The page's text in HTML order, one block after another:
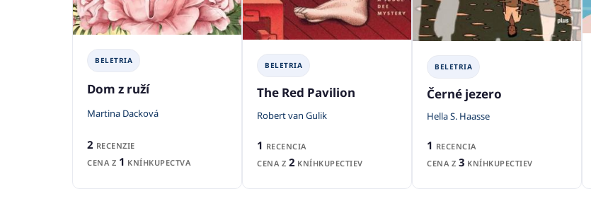
BELETRIA
Dom z ruží
Martina Dacková
2 RECENZIE
CENA Z 1 KNÍHKUPECTVA
BELETRIA
The Red Pavilion
Robert van Gulik
1 RECENCIA
CENA Z 2 KNÍHKUPECTIEV
BELETRIA
Černé jezero
Hella S. Haasse
1 RECENCIA
CENA Z 3 KNÍHKUPECTIEV